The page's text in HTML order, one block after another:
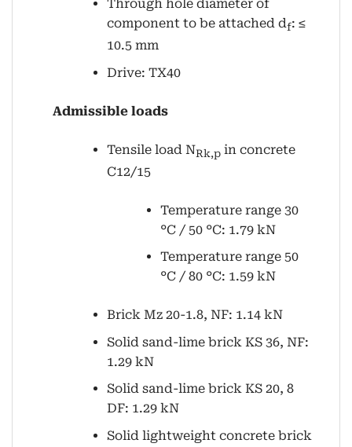
Through hole diameter of
component to be attached df: ≤
10.5 mm
Drive: TX40
Admissible loads
Tensile load NRk,pin concrete
C12/15
Temperature range 30
°C / 50 °C: 1.79 kN
Temperature range 50
°C / 80 °C: 1.59 kN
Brick Mz 20-1.8, NF: 1.14 kN
Solid sand-lime brick KS 36, NF:
1.29 kN
Solid sand-lime brick KS 20, 8
DF: 1.29 kN
Solid lightweight concrete brick